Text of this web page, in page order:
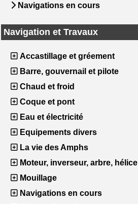
Navigations en cours
Navigation et Travaux
Accastillage et gréement
Barre, gouvernail et pilote
Chaud et froid
Coque et pont
Eau et électricité
Equipements divers
La vie des Amphs
Moteur, inverseur, arbre, hélice
Mouillage
Navigations en cours